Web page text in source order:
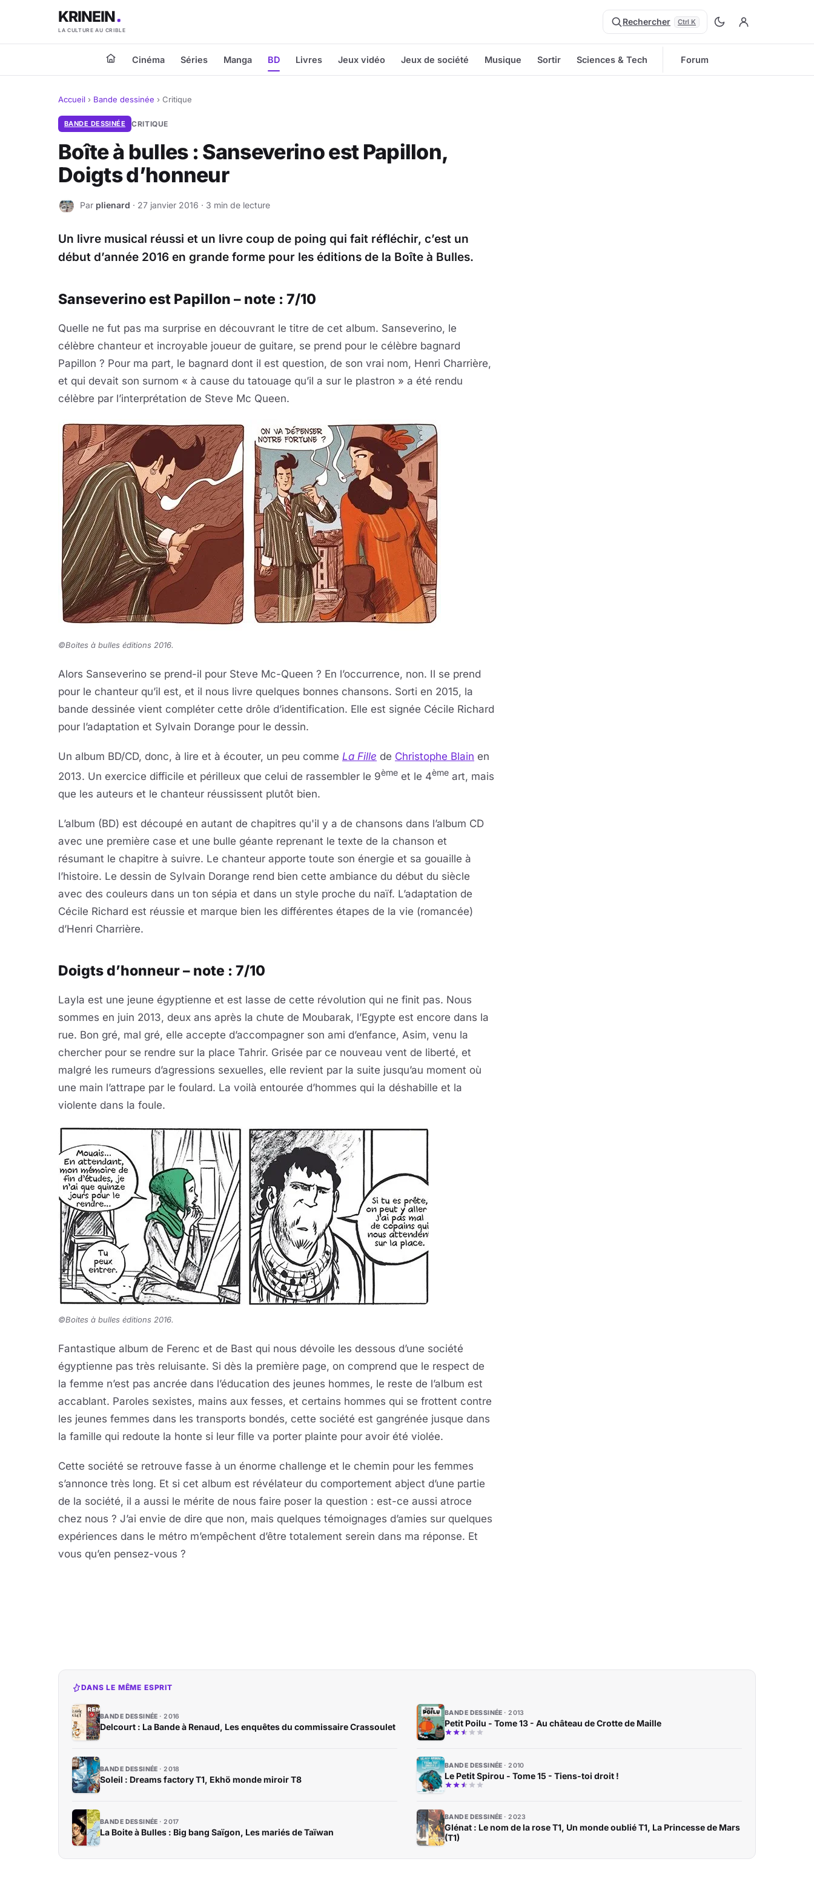
KRINEIN
LA CULTURE AU CRIBLE
Rechercher Ctrl K
Cinéma Séries Manga BD Livres Jeux vidéo Jeux de société Musique Sortir Sciences & Tech Forum
Accueil › Bande dessinée › Critique
BANDE DESSINÉE CRITIQUE
Boîte à bulles : Sanseverino est Papillon,
Doigts d’honneur
P Par plienard · 27 janvier 2016 · 3 min de lecture
Un livre musical réussi et un livre coup de poing qui fait réfléchir, c’est un
début d’année 2016 en grande forme pour les éditions de la Boîte à Bulles.
Sanseverino est Papillon – note : 7/10
Quelle ne fut pas ma surprise en découvrant le titre de cet album. Sanseverino, le
célèbre chanteur et incroyable joueur de guitare, se prend pour le célèbre bagnard
Papillon ? Pour ma part, le bagnard dont il est question, de son vrai nom, Henri Charrière,
et qui devait son surnom « à cause du tatouage qu’il a sur le plastron » a été rendu
célèbre par l’interprétation de Steve Mc Queen.
©Boites à bulles éditions 2016.
Alors Sanseverino se prend-il pour Steve Mc-Queen ? En l’occurrence, non. Il se prend
pour le chanteur qu’il est, et il nous livre quelques bonnes chansons. Sorti en 2015, la
bande dessinée vient compléter cette drôle d’identification. Elle est signée Cécile Richard
pour l’adaptation et Sylvain Dorange pour le dessin.
Un album BD/CD, donc, à lire et à écouter, un peu comme La Fille de Christophe Blain en
2013. Un exercice difficile et périlleux que celui de rassembler le 9ème et le 4ème art, mais
que les auteurs et le chanteur réussissent plutôt bien.
L’album (BD) est découpé en autant de chapitres qu'il y a de chansons dans l’album CD
avec une première case et une bulle géante reprenant le texte de la chanson et
résumant le chapitre à suivre. Le chanteur apporte toute son énergie et sa gouaille à
l’histoire. Le dessin de Sylvain Dorange rend bien cette ambiance du début du siècle
avec des couleurs dans un ton sépia et dans un style proche du naïf. L’adaptation de
Cécile Richard est réussie et marque bien les différentes étapes de la vie (romancée)
d’Henri Charrière.
Doigts d’honneur – note : 7/10
Layla est une jeune égyptienne et est lasse de cette révolution qui ne finit pas. Nous
sommes en juin 2013, deux ans après la chute de Moubarak, l’Egypte est encore dans la
rue. Bon gré, mal gré, elle accepte d’accompagner son ami d’enfance, Asim, venu la
chercher pour se rendre sur la place Tahrir. Grisée par ce nouveau vent de liberté, et
malgré les rumeurs d’agressions sexuelles, elle revient par la suite jusqu’au moment où
une main l’attrape par le foulard. La voilà entourée d’hommes qui la déshabille et la
violente dans la foule.
©Boites à bulles éditions 2016.
Fantastique album de Ferenc et de Bast qui nous dévoile les dessous d’une société
égyptienne pas très reluisante. Si dès la première page, on comprend que le respect de
la femme n’est pas ancrée dans l’éducation des jeunes hommes, le reste de l’album est
accablant. Paroles sexistes, mains aux fesses, et certains hommes qui se frottent contre
les jeunes femmes dans les transports bondés, cette société est gangrénée jusque dans
la famille qui redoute la honte si leur fille va porter plainte pour avoir été violée.
Cette société se retrouve fasse à un énorme challenge et le chemin pour les femmes
s’annonce très long. Et si cet album est révélateur du comportement abject d’une partie
de la société, il a aussi le mérite de nous faire poser la question : est-ce aussi atroce
chez nous ? J’ai envie de dire que non, mais quelques témoignages d’amies sur quelques
expériences dans le métro m’empêchent d’être totalement serein dans ma réponse. Et
vous qu’en pensez-vous ?
DANS LE MÊME ESPRIT
BANDE DESSINÉE 2016
Delcourt : La Bande à Renaud, Les enquêtes du commissaire Crassoulet
BANDE DESSINÉE 2013
Petit Poilu - Tome 13 - Au château de Crotte de Maille
BANDE DESSINÉE 2018
Soleil : Dreams factory T1, Ekhö monde miroir T8
BANDE DESSINÉE 2010
Le Petit Spirou - Tome 15 - Tiens-toi droit !
BANDE DESSINÉE 2017
La Boite à Bulles : Big bang Saïgon, Les mariés de Taïwan
BANDE DESSINÉE 2023
Glénat : Le nom de la rose T1, Un monde oublié T1, La Princesse de Mars
(T1)